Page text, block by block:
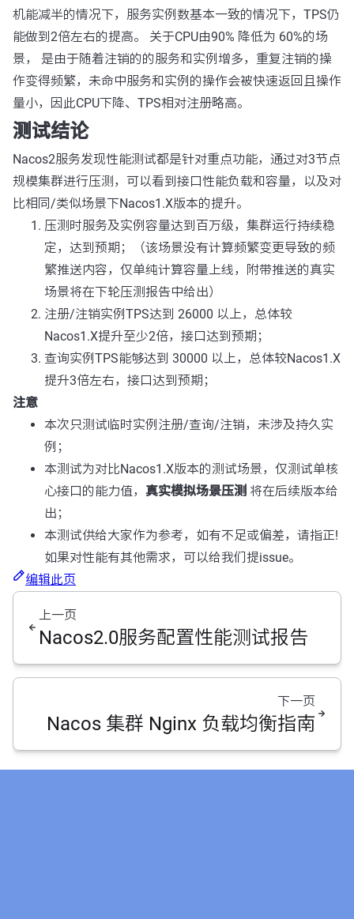
机能减半的情况下，服务实例数基本一致的情况下，TPS仍
能做到2倍左右的提高。 关于CPU由90% 降低为 60%的场
景， 是由于随着注销的的服务和实例增多，重复注销的操
作变得频繁，未命中服务和实例的操作会被快速返回且操作
量小，因此CPU下降、TPS相对注册略高。
测试结论
Nacos2服务发现性能测试都是针对重点功能，通过对3节点
规模集群进行压测，可以看到接口性能负载和容量，以及对
比相同/类似场景下Nacos1.X版本的提升。
压测时服务及实例容量达到百万级，集群运行持续稳
定，达到预期；（该场景没有计算频繁变更导致的频
繁推送内容，仅单纯计算容量上线，附带推送的真实
场景将在下轮压测报告中给出）
注册/注销实例TPS达到 26000 以上，总体较
Nacos1.X提升至少2倍，接口达到预期；
查询实例TPS能够达到 30000 以上，总体较Nacos1.X
提升3倍左右，接口达到预期；
注意
本次只测试临时实例注册/查询/注销，未涉及持久实
例；
本测试为对比Nacos1.X版本的测试场景，仅测试单核
心接口的能力值， 真实模拟场景压测 将在后续版本给
出；
本测试供给大家作为参考，如有不足或偏差，请指正!
如果对性能有其他需求，可以给我们提issue。
编辑此页
上一页
Nacos2.0服务配置性能测试报告
下一页
Nacos 集群 Nginx 负载均衡指南